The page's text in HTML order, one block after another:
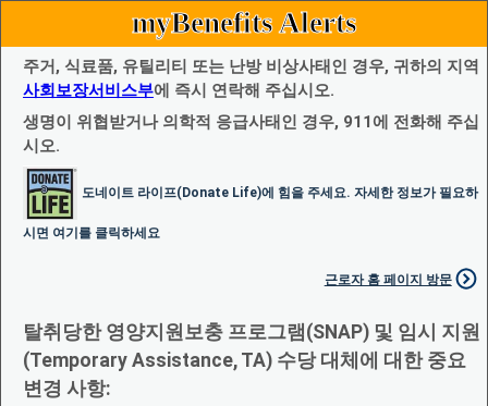
myBenefits Alerts
주거, 식료품, 유틸리티 또는 난방 비상사태인 경우, 귀하의 지역
사회보장서비스부에 즉시 연락해 주십시오.
생명이 위협받거나 의학적 응급사태인 경우, 911에 전화해 주십
시오.
도네이트 라이프(Donate Life)에 힘을 주세요. 자세한 정보가 필요하
시면 여기를 클릭하세요
근로자 홈 페이지 방문
탈취당한 영양지원보충 프로그램(SNAP) 및 임시 지원
(Temporary Assistance, TA) 수당 대체에 대한 중요
변경 사항: